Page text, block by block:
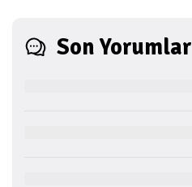
Son Yorumlar